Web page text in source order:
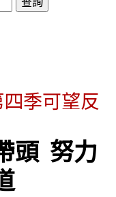
季可望反
頭 努力